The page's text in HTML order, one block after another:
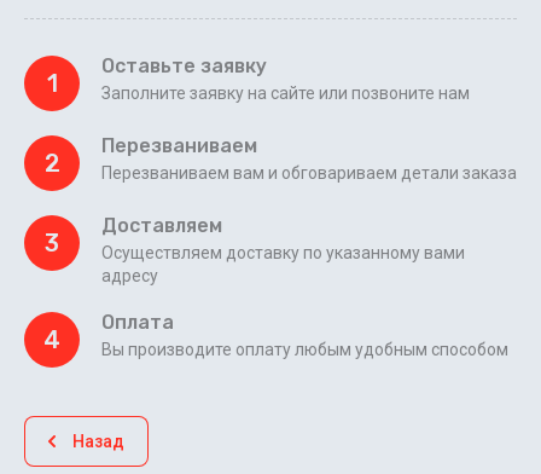
1
Оставьте заявку
Заполните заявку на сайте или позвоните нам
2
Перезваниваем
Перезваниваем вам и обговариваем детали заказа
3
Доставляем
Осуществляем доставку по указанному вами
адресу
4
Оплата
Вы производите оплату любым удобным способом
Назад